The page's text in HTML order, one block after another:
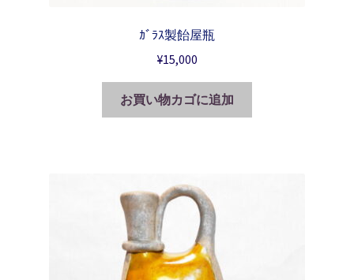
ｶﾞﾗｽ製飴屋瓶
¥15,000
お買い物カゴに追加